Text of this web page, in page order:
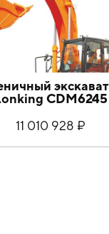
экскаватор
CDM6245
928 ₽